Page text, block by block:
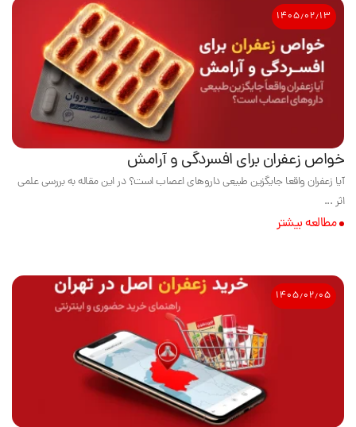
۱۴۰۵٫۰۲٫۱۳
خواص زعفران برای افسردگی و آرامش
آیا زعفران واقعا جایگزین طبیعی داروهای اعصاب است؟ در این مقاله به بررسی علمی
اثر ...
مطالعه بیشتر
۱۴۰۵٫۰۲٫۰۵